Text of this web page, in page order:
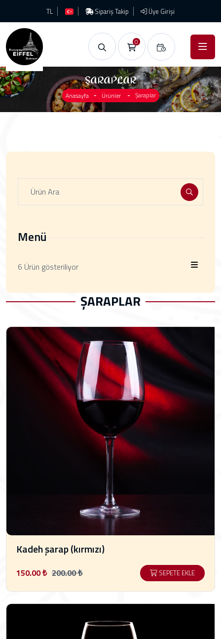
TL Sipariş Takip Üye Girişi
0
ŞARAPLAR
Anasayfa Ürünler Şaraplar
Menü
6 Ürün gösteriliyor
ŞARAPLAR
Kadeh şarap (kırmızı)
150.00 ₺ 200.00 ₺ SEPETE EKLE